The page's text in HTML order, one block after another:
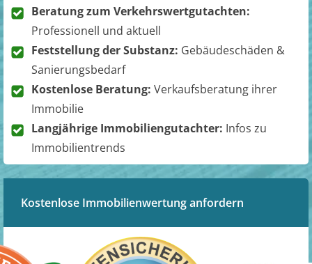
Beratung zum Verkehrswertgutachten:
Professionell und aktuell
Feststellung der Substanz: Gebäudeschäden &
Sanierungsbedarf
Kostenlose Beratung: Verkaufsberatung ihrer
Immobilie
Langjährige Immobiliengutachter: Infos zu
Immobilientrends
Kostenlose Immobilienwertung anfordern